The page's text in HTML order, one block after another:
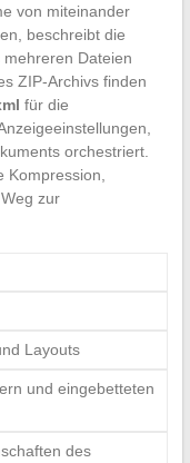
von miteinander
beschreibt die
Dateien
ZIP-Archivs finden
für die
orchestriert.
zur
Layouts
und eingebetteten
des